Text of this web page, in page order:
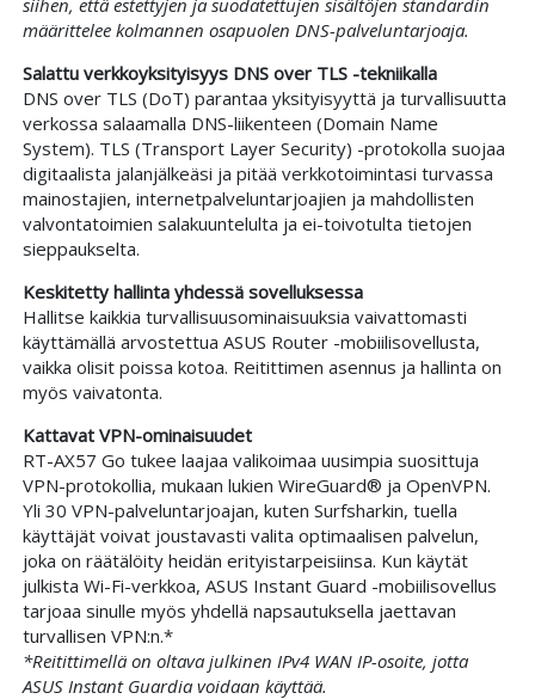
määrittelee kolmannen osapuolen DNS-palveluntarjoaja.
Salattu verkkoyksityisyys DNS over TLS -tekniikalla
DNS over TLS (DoT) parantaa yksityisyyttä ja turvallisuutta
verkossa salaamalla DNS-liikenteen (Domain Name
System). TLS (Transport Layer Security) -protokolla suojaa
digitaalista jalanjälkeäsi ja pitää verkkotoimintasi turvassa
mainostajien, internetpalveluntarjoajien ja mahdollisten
valvontatoimien salakuuntelulta ja ei-toivotulta tietojen
sieppaukselta.
Keskitetty hallinta yhdessä sovelluksessa
Hallitse kaikkia turvallisuusominaisuuksia vaivattomasti
käyttämällä arvostettua ASUS Router -mobiilisovellusta,
vaikka olisit poissa kotoa. Reitittimen asennus ja hallinta on
myös vaivatonta.
Kattavat VPN-ominaisuudet
RT-AX57 Go tukee laajaa valikoimaa uusimpia suosittuja
VPN-protokollia, mukaan lukien WireGuard® ja OpenVPN.
Yli 30 VPN-palveluntarjoajan, kuten Surfsharkin, tuella
käyttäjät voivat joustavasti valita optimaalisen palvelun,
joka on räätälöity heidän erityistarpeisiinsa. Kun käytät
julkista Wi-Fi-verkkoa, ASUS Instant Guard -mobiilisovellus
tarjoaa sinulle myös yhdellä napsautuksella jaettavan
turvallisen VPN:n.*
*Reitittimellä on oltava julkinen IPv4 WAN IP-osoite, jotta
ASUS Instant Guardia voidaan käyttää.